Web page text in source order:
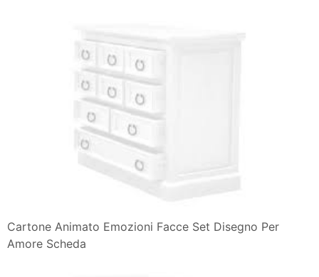
Cartone Animato Emozioni Facce Set Disegno Per
Amore Scheda